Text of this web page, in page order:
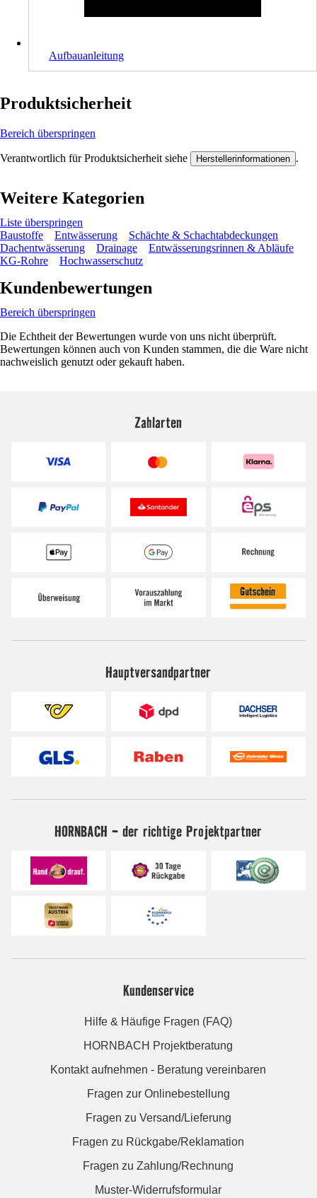
Aufbauanleitung
Produktsicherheit
Bereich überspringen
Verantwortlich für Produktsicherheit siehe Herstellerinformationen .
Weitere Kategorien
Liste überspringen
Baustoffe
Entwässerung
Schächte & Schachtabdeckungen
Dachentwässerung
Drainage
Entwässerungsrinnen & Abläufe
KG-Rohre
Hochwasserschutz
Kundenbewertungen
Bereich überspringen
Die Echtheit der Bewertungen wurde von uns nicht überprüft.
Bewertungen können auch von Kunden stammen, die die Ware nicht
nachweislich genutzt oder gekauft haben.
Zahlarten
Hauptversandpartner
HORNBACH - der richtige Projektpartner
Kundenservice
Hilfe & Häufige Fragen (FAQ)
HORNBACH Projektberatung
Kontakt aufnehmen - Beratung vereinbaren
Fragen zur Onlinebestellung
Fragen zu Versand/Lieferung
Fragen zu Rückgabe/Reklamation
Fragen zu Zahlung/Rechnung
Muster-Widerrufsformular